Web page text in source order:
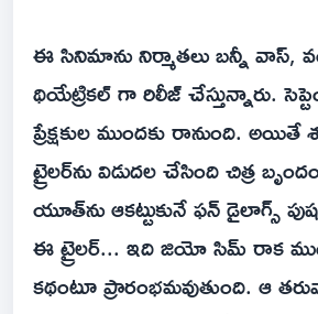
ఈ సినిమాను నిర్మాతలు బన్నీ వాస్,
థియేట్రికల్ గా రిలీజ్ చేస్తున్నారు.
ప్రేక్షకుల ముందకు రానుంది.
ట్రైలర్‌ను విడుదల చేసింది చిత్ర
యూత్‌ను ఆకట్టుకునే ఫన్‌ డైలాగ్స్‌
ఈ ట్రైలర్‌... ఇది జియో సిమ్‌ రాక
కథంటూ ప్రారంభమవుతుంది. ఆ